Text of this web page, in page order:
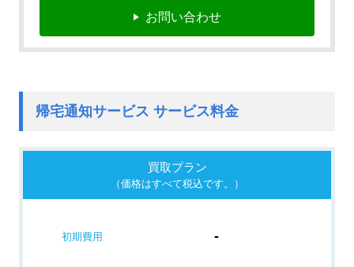
お問い合わせ
帰宅通知サービス サービス料金
買取プラン
（価格はすべて税込です。）
初期費用 -